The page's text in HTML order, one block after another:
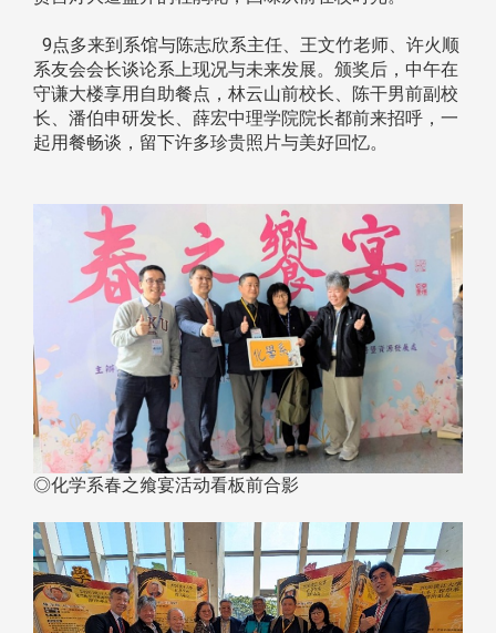
9点多来到系馆与陈志欣系主任、王文竹老师、许火顺
系友会会长谈论系上现况与未来发展。颁奖后，中午在
守谦大楼享用自助餐点，林云山前校长、陈干男前副校
长、潘伯申研发长、薛宏中理学院院长都前来招呼，一
起用餐畅谈，留下许多珍贵照片与美好回忆。
◎化学系春之飨宴活动看板前合影